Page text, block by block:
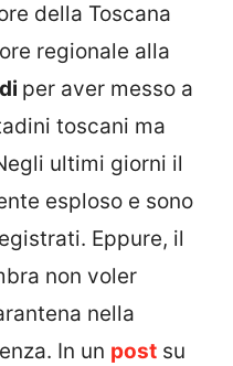
della Toscana
regionale alla
per aver messo a
toscani ma
ultimi giorni il
esploso e sono
Eppure, il
non voler
nella
In un post su